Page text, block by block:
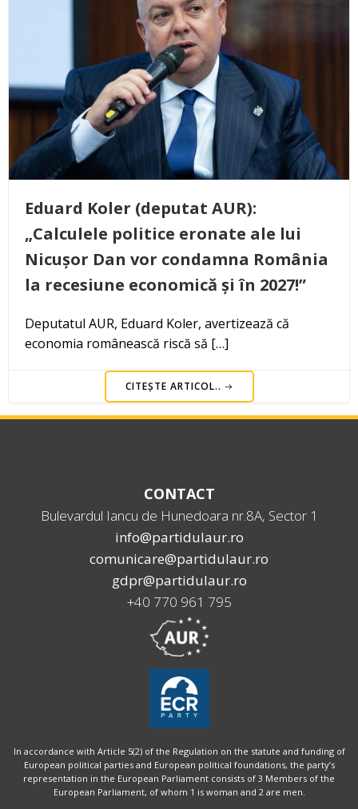
Eduard Koler (deputat AUR):
„Calculele politice eronate ale lui
Nicușor Dan vor condamna România
la recesiune economică și în 2027!”
Deputatul AUR, Eduard Koler, avertizează că
economia românească riscă să […]
CITEȘTE ARTICOL..
CONTACT
Bulevardul Iancu de Hunedoara nr.8A, Sector 1
info@partidulaur.ro
comunicare@partidulaur.ro
gdpr@partidulaur.ro
+40 770 961 795
In accordance with Article 5(2) of the Regulation on the statute and funding of
European political parties and European political foundations, the party’s
representation in the European Parliament consists of 3 Members of the
European Parliament, of whom 1 is woman and 2 are men.